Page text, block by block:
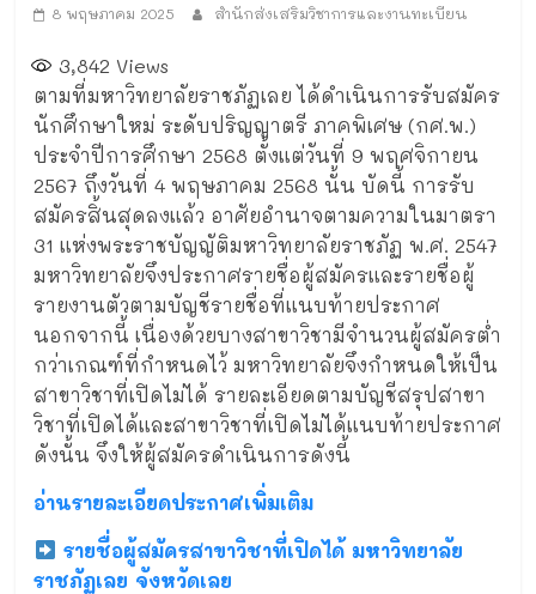
8 พฤษภาคม 2025 สำนักส่งเสริมวิชาการและงานทะเบียน
3,842 Views
ตามที่มหาวิทยาลัยราชภัฏเลย ได้ดำเนินการรับสมัคร
นักศึกษาใหม่ ระดับปริญญาตรี ภาคพิเศษ (กศ.พ.)
ประจำปีการศึกษา 2568 ตั้งแต่วันที่ 9 พฤศจิกายน
2567 ถึงวันที่ 4 พฤษภาคม 2568 นั้น บัดนี้ การรับ
สมัครสิ้นสุดลงแล้ว อาศัยอำนาจตามความในมาตรา
31 แห่งพระราชบัญญัติมหาวิทยาลัยราชภัฏ พ.ศ. 2547
มหาวิทยาลัยจึงประกาศรายชื่อผู้สมัครและรายชื่อผู้
รายงานตัวตามบัญชีรายชื่อที่แนบท้ายประกาศ
นอกจากนี้ เนื่องด้วยบางสาขาวิชามีจำนวนผู้สมัครต่ำ
กว่าเกณฑ์ที่กำหนดไว้ มหาวิทยาลัยจึงกำหนดให้เป็น
สาขาวิชาที่เปิดไม่ได้ รายละเอียดตามบัญชีสรุปสาขา
วิชาที่เปิดได้และสาขาวิชาที่เปิดไม่ได้แนบท้ายประกาศ
ดังนั้น จึงให้ผู้สมัครดำเนินการดังนี้
อ่านรายละเอียดประกาศเพิ่มเติม
รายชื่อผู้สมัครสาขาวิชาที่เปิดได้ มหาวิทยาลัย
ราชภัฏเลย จังหวัดเลย